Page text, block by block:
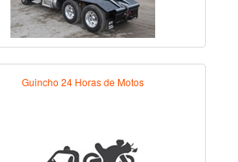
Guincho 24 Horas de Motos